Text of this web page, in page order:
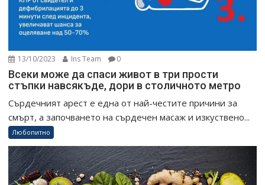
13/10/2023 Ins Team 0
Всеки може да спаси живот в три прости
стъпки навсякъде, дори в столичното метро
Сърдечният арест е една от най-честите причини за
смърт, а започването на сърдечен масаж и изкуствено...
Любопитно